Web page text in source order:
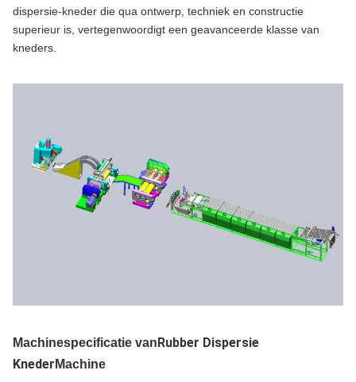
dispersie-kneder die qua ontwerp, techniek en constructie
superieur is, vertegenwoordigt een geavanceerde klasse van
kneders.
Machinespecificatie vanRubber Dispersie
Kneder Machine